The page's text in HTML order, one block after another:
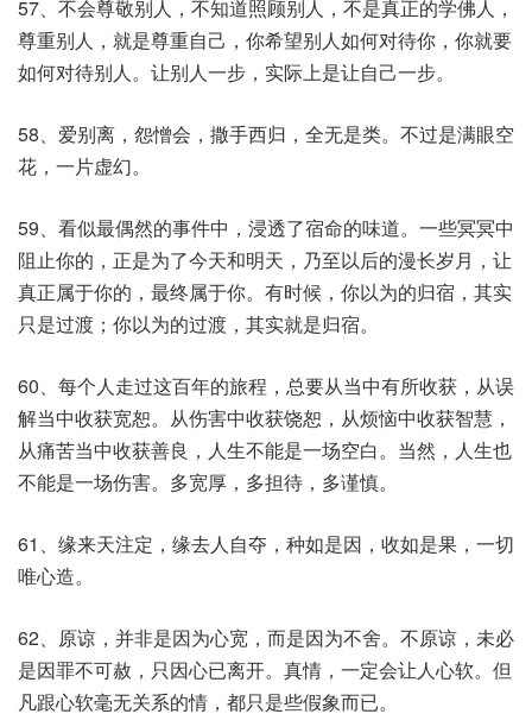
57、不会尊敬别人，不知道照顾别人，不是真正的学佛人，
尊重别人，就是尊重自己，你希望别人如何对待你，你就要
如何对待别人。让别人一步，实际上是让自己一步。
58、爱别离，怨憎会，撒手西归，全无是类。不过是满眼空
花，一片虚幻。
59、看似最偶然的事件中，浸透了宿命的味道。一些冥冥中
阻止你的，正是为了今天和明天，乃至以后的漫长岁月，让
真正属于你的，最终属于你。有时候，你以为的归宿，其实
只是过渡；你以为的过渡，其实就是归宿。
60、每个人走过这百年的旅程，总要从当中有所收获，从误
解当中收获宽恕。从伤害中收获饶恕，从烦恼中收获智慧，
从痛苦当中收获善良，人生不能是一场空白。当然，人生也
不能是一场伤害。多宽厚，多担待，多谨慎。
61、缘来天注定，缘去人自夺，种如是因，收如是果，一切
唯心造。
62、原谅，并非是因为心宽，而是因为不舍。不原谅，未必
是因罪不可赦，只因心已离开。真情，一定会让人心软。但
凡跟心软毫无关系的情，都只是些假象而已。